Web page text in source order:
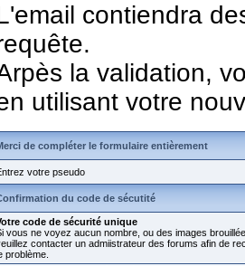
contiendra
la validation,
utilisant votre
de compléter le formulaire entièrement
votre pseudo
du code de sécutité
code de sécurité unique
vous ne voyez aucun nombre, ou des images
contacter un admiistrateur des forums afin de
problème.